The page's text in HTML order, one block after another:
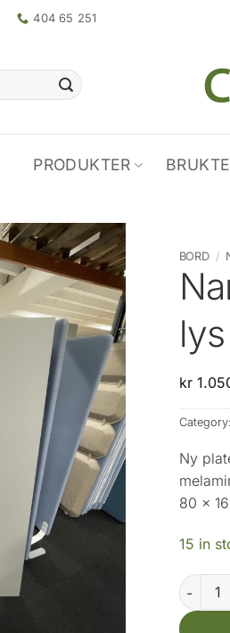
404 65 251
PRODUKTER
BORD /
kr
Category:
Ny
80 x
15 in